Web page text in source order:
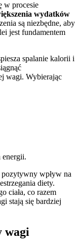
w procesie
wydatków
są niezbędne, aby
jest fundamentem
spalanie kalorii i
wagi. Wybierając
energii.
wpływ na
diety.
ciała, co razem
stają się bardziej
wagi